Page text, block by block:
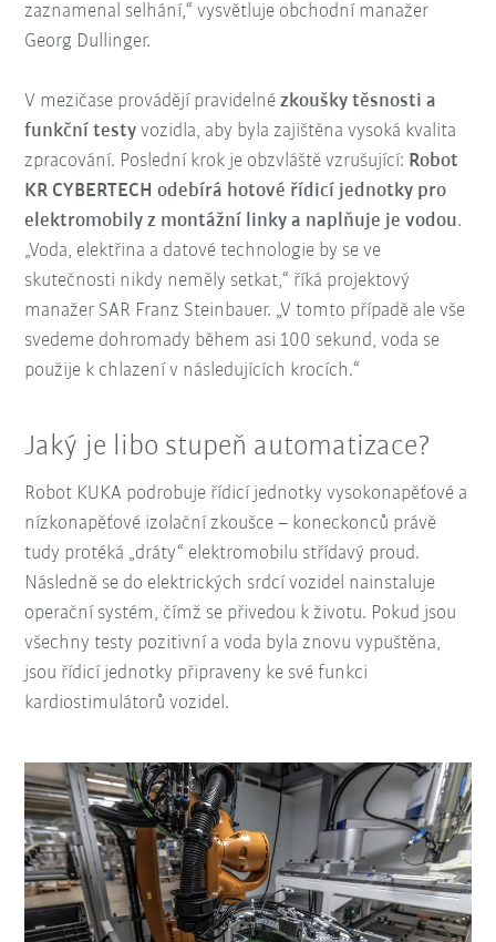
zaznamenal selhání,“ vysvětluje obchodní manažer
Georg Dullinger.
V mezičase provádějí pravidelnézkoušky těsnosti a
funkční testy vozidla, aby byla zajištěna vysoká kvalita
zpracování. Poslední krok je obzvláště vzrušující: Robot
KR CYBERTECH odebírá hotové řídicí jednotky pro
elektromobily z montážní linky a naplňuje je vodou.
„Voda, elektřina a datové technologie by se ve
skutečnosti nikdy neměly setkat,“ říká projektový
manažer SAR Franz Steinbauer. „V tomto případě ale vše
svedeme dohromady během asi 100 sekund, voda se
použije k chlazení v následujících krocích.“
Jaký je libo stupeň automatizace?
Robot KUKA podrobuje řídicí jednotky vysokonapěťové a
nízkonapěťové izolační zkoušce – koneckonců právě
tudy protéká „dráty“ elektromobilu střídavý proud.
Následně se do elektrických srdcí vozidel nainstaluje
operační systém, čímž se přivedou k životu. Pokud jsou
všechny testy pozitivní a voda byla znovu vypuštěna,
jsou řídicí jednotky připraveny ke své funkci
kardiostimulátorů vozidel.